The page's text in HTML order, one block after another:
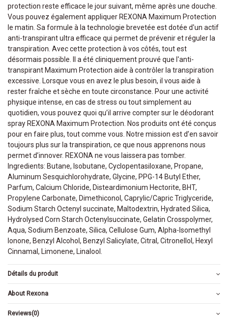
protection reste efficace le jour suivant, même après une douche.
Vous pouvez également appliquer REXONA Maximum Protection
le matin. Sa formule à la technologie brevetée est dotée d'un actif
anti-transpirant ultra efficace qui permet de prévenir et réguler la
transpiration. Avec cette protection à vos côtés, tout est
désormais possible. Il a été cliniquement prouvé que l'anti-
transpirant Maximum Protection aide à contrôler la transpiration
excessive. Lorsque vous en avez le plus besoin, il vous aide à
rester fraîche et sèche en toute circonstance. Pour une activité
physique intense, en cas de stress ou tout simplement au
quotidien, vous pouvez quoi qu’il arrive compter sur le déodorant
spray REXONA Maximum Protection. Nos produits ont été conçus
pour en faire plus, tout comme vous. Notre mission est d’en savoir
toujours plus sur la transpiration, ce que nous apprenons nous
permet d’innover. REXONA ne vous laissera pas tomber.
Ingredients: Butane, Isobutane, Cyclopentasiloxane, Propane,
Aluminum Sesquichlorohydrate, Glycine, PPG-14 Butyl Ether,
Parfum, Calcium Chloride, Disteardimonium Hectorite, BHT,
Propylene Carbonate, Dimethiconol, Caprylic/Capric Triglyceride,
Sodium Starch Octenyl succinate, Maltodextrin, Hydrated Silica,
Hydrolysed Corn Starch Octenylsuccinate, Gelatin Crosspolymer,
Aqua, Sodium Benzoate, Silica, Cellulose Gum, Alpha-Isomethyl
Ionone, Benzyl Alcohol, Benzyl Salicylate, Citral, Citronellol, Hexyl
Cinnamal, Limonene, Linalool.
Détails du produit
About Rexona
Reviews(0)